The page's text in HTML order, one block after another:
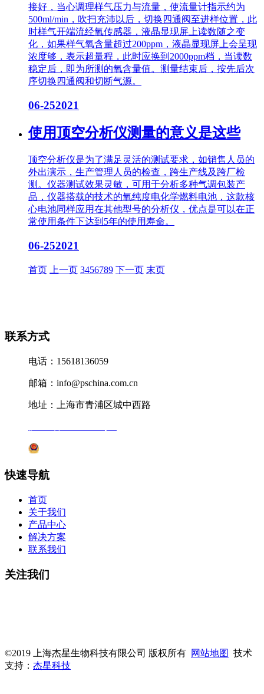
接好，当心调理样气压力与流量，使流量计指示约为
500ml/min，吹扫充沛以后，切换四通阀至进样位置，此
时样气开端流经氧传感器，液晶显现屏上读数随之变
化，如果样气氧含量超过200ppm，液晶显现屏上会呈现
浓度够，表示超量程，此时应换到2000ppm档，当读数
稳定后，即为所测的氧含量值。测量结束后，按先后次
序切换四通阀和切断气源。
06-252021
使用顶空分析仪测量的意义是这些
顶空分析仪是为了满足灵活的测试要求，如销售人员的
外出演示，生产管理人员的检查，跨生产线及跨厂检
测。仪器测试效果灵敏，可用于分析多种气调包装产
品，仪器搭载的技术的氧纯度电化学燃料电池，这款核
心电池同样应用在其他型号的分析仪，优点是可以在正
常使用条件下达到5年的使用寿命。
06-252021
首页 上一页 3456789 下一页 末页
联系方式
电话：15618136059
邮箱：info@pschina.com.cn
地址：上海市青浦区城中西路
快速导航
首页
关于我们
产品中心
解决方案
联系我们
关注我们
©2019 上海杰星生物科技有限公司 版权所有 网站地图 技术
支持： 杰星科技